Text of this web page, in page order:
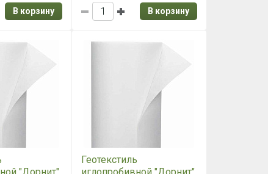
В корзину
В корзину
Геотекстиль